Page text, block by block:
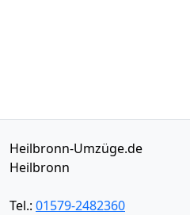
Heilbronn-Umzüge.de
Heilbronn
Tel.: 01579-2482360